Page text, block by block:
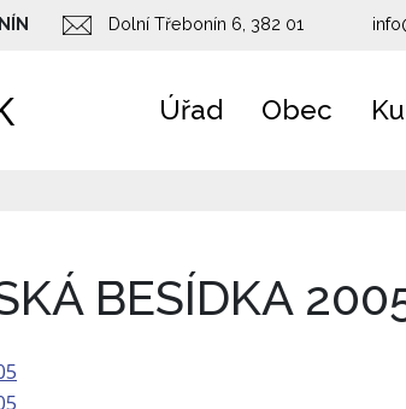
Dolní Třebonín 6, 382 01
Úřad Obec
BESÍDKA